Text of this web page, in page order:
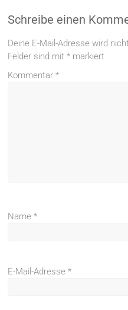
Schreibe einen
Deine E-Mail-Adresse wird
Felder sind mit* markiert
Kommentar*
Name*
E-Mail-Adresse*